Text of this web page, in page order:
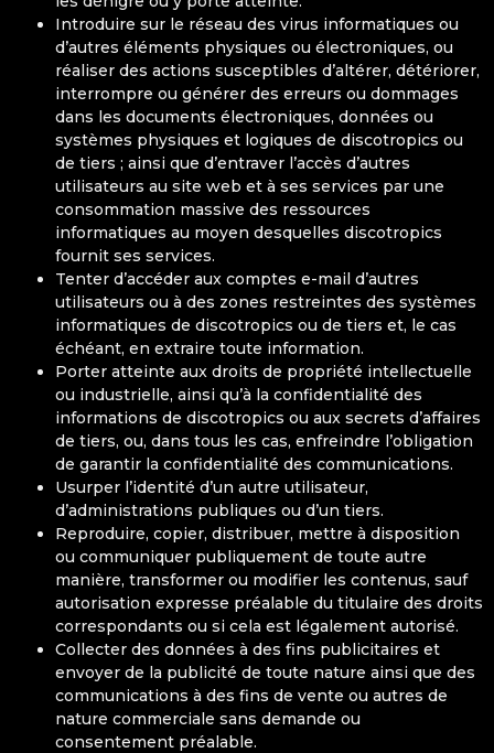
Introduire sur le réseau des virus informatiques ou
d’autres éléments physiques ou électroniques, ou
réaliser des actions susceptibles d’altérer, détériorer,
interrompre ou générer des erreurs ou dommages
dans les documents électroniques, données ou
systèmes physiques et logiques de discotropics ou
de tiers ; ainsi que d’entraver l’accès d’autres
utilisateurs au site web et à ses services par une
consommation massive des ressources
informatiques au moyen desquelles discotropics
fournit ses services.
Tenter d’accéder aux comptes e-mail d’autres
utilisateurs ou à des zones restreintes des systèmes
informatiques de discotropics ou de tiers et, le cas
échéant, en extraire toute information.
Porter atteinte aux droits de propriété intellectuelle
ou industrielle, ainsi qu’à la confidentialité des
informations de discotropics ou aux secrets d’affaires
de tiers, ou, dans tous les cas, enfreindre l’obligation
de garantir la confidentialité des communications.
Usurper l’identité d’un autre utilisateur,
d’administrations publiques ou d’un tiers.
Reproduire, copier, distribuer, mettre à disposition
ou communiquer publiquement de toute autre
manière, transformer ou modifier les contenus, sauf
autorisation expresse préalable du titulaire des droits
correspondants ou si cela est légalement autorisé.
Collecter des données à des fins publicitaires et
envoyer de la publicité de toute nature ainsi que des
communications à des fins de vente ou autres de
nature commerciale sans demande ou
consentement préalable.